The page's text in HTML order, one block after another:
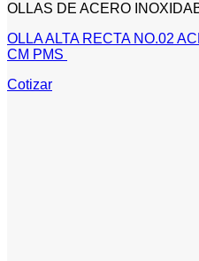
OLLAS DE ACERO
OLLA ALTA RECTA NO.02
CM PMS
Cotizar